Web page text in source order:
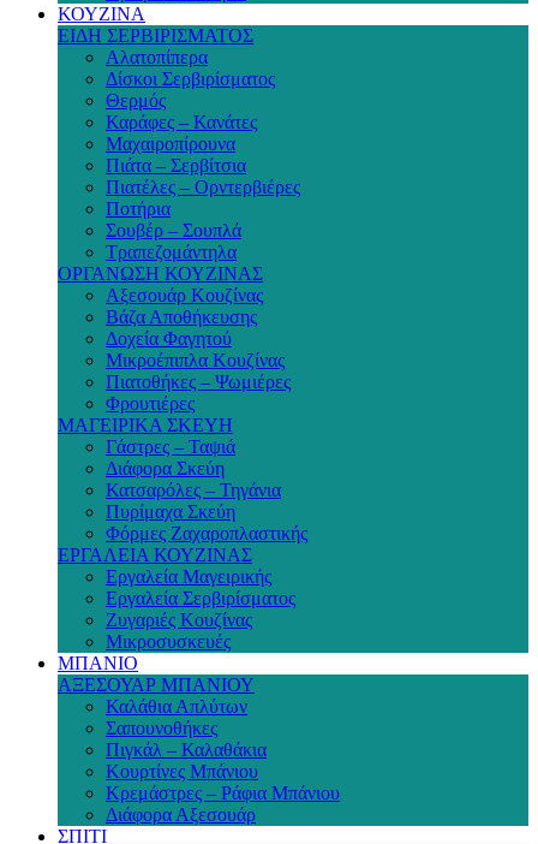
ΚΟΥΖΙΝΑ
ΕΙΔΗ ΣΕΡΒΙΡΙΣΜΑΤΟΣ
Αλατοπίπερα
Δίσκοι Σερβιρίσματος
Θερμός
Καράφες – Κανάτες
Μαχαιροπίρουνα
Πιάτα – Σερβίτσια
Πιατέλες – Ορντερβιέρες
Ποτήρια
Σουβέρ – Σουπλά
Τραπεζομάντηλα
ΟΡΓΑΝΩΣΗ ΚΟΥΖΙΝΑΣ
Αξεσουάρ Κουζίνας
Βάζα Αποθήκευσης
Δοχεία Φαγητού
Μικροέπιπλα Κουζίνας
Πιατοθήκες – Ψωμιέρες
Φρουτιέρες
ΜΑΓΕΙΡΙΚΑ ΣΚΕΥΗ
Γάστρες – Ταψιά
Διάφορα Σκεύη
Κατσαρόλες – Τηγάνια
Πυρίμαχα Σκεύη
Φόρμες Ζαχαροπλαστικής
ΕΡΓΑΛΕΙΑ ΚΟΥΖΙΝΑΣ
Εργαλεία Μαγειρικής
Εργαλεία Σερβιρίσματος
Ζυγαριές Κουζίνας
Μικροσυσκευές
ΜΠΑΝΙΟ
ΑΞΕΣΟΥΑΡ ΜΠΑΝΙΟΥ
Καλάθια Απλύτων
Σαπουνοθήκες
Πιγκάλ – Καλαθάκια
Κουρτίνες Μπάνιου
Κρεμάστρες – Ράφια Μπάνιου
Διάφορα Αξεσουάρ
ΣΠΙΤΙ